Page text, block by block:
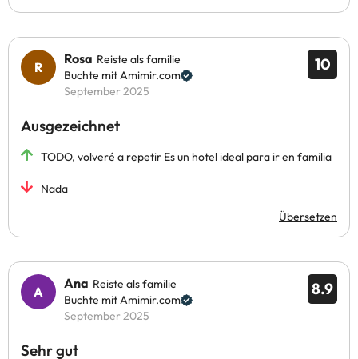
10
Rosa Reiste als familie
Buchte mit Amimir.com
September 2025
Ausgezeichnet
TODO, volveré a repetir Es un hotel ideal para ir en familia
Nada
Übersetzen
8.9
Ana Reiste als familie
Buchte mit Amimir.com
September 2025
Sehr gut